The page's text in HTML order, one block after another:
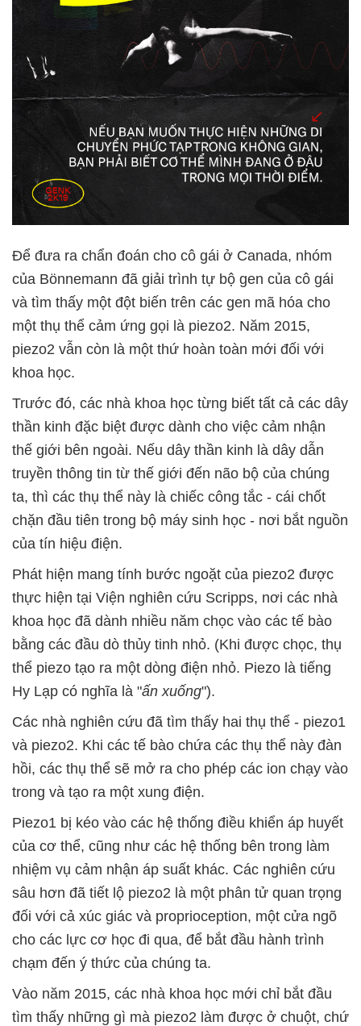
Để đưa ra chẩn đoán cho cô gái ở Canada, nhóm
của Bönnemann đã giải trình tự bộ gen của cô gái
và tìm thấy một đột biến trên các gen mã hóa cho
một thụ thể cảm ứng gọi là piezo2. Năm 2015,
piezo2 vẫn còn là một thứ hoàn toàn mới đối với
khoa học.
Trước đó, các nhà khoa học từng biết tất cả các dây
thần kinh đặc biệt được dành cho việc cảm nhận
thế giới bên ngoài. Nếu dây thần kinh là dây dẫn
truyền thông tin từ thế giới đến não bộ của chúng
ta, thì các thụ thể này là chiếc công tắc - cái chốt
chặn đầu tiên trong bộ máy sinh học - nơi bắt nguồn
của tín hiệu điện.
Phát hiện mang tính bước ngoặt của piezo2 được
thực hiện tại Viện nghiên cứu Scripps, nơi các nhà
khoa học đã dành nhiều năm chọc vào các tế bào
bằng các đầu dò thủy tinh nhỏ. (Khi được chọc, thụ
thể piezo tạo ra một dòng điện nhỏ. Piezo là tiếng
Hy Lạp có nghĩa là "ấn xuống").
Các nhà nghiên cứu đã tìm thấy hai thụ thể - piezo1
và piezo2. Khi các tế bào chứa các thụ thể này đàn
hồi, các thụ thể sẽ mở ra cho phép các ion chạy vào
trong và tạo ra một xung điện.
Piezo1 bị kéo vào các hệ thống điều khiển áp huyết
của cơ thể, cũng như các hệ thống bên trong làm
nhiệm vụ cảm nhận áp suất khác. Các nghiên cứu
sâu hơn đã tiết lộ piezo2 là một phân tử quan trọng
đối với cả xúc giác và proprioception, một cửa ngõ
cho các lực cơ học đi qua, để bắt đầu hành trình
chạm đến ý thức của chúng ta.
Vào năm 2015, các nhà khoa học mới chỉ bắt đầu
tìm thấy những gì mà piezo2 làm được ở chuột, chứ